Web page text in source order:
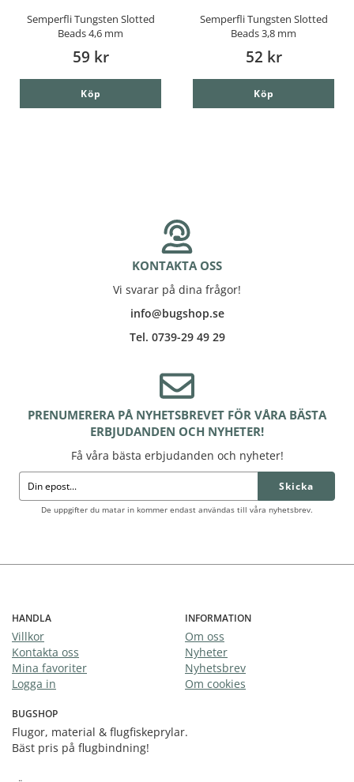
Semperfli Tungsten Slotted
Beads 4,6 mm
59 kr
Köp
Semperfli Tungsten Slotted
Beads 3,8 mm
52 kr
Köp
KONTAKTA OSS
Vi svarar på dina frågor!
info@bugshop.se
Tel. 0739-29 49 29
PRENUMERERA PÅ NYHETSBREVET FÖR VÅRA BÄSTA
ERBJUDANDEN OCH NYHETER!
Få våra bästa erbjudanden och nyheter!
Skicka
De uppgifter du matar in kommer endast användas till våra nyhetsbrev.
HANDLA
Villkor
Kontakta oss
Mina favoriter
Logga in
INFORMATION
Om oss
Nyheter
Nyhetsbrev
Om cookies
BUGSHOP
Flugor, material & flugfiskeprylar.
Bäst pris på flugbindning!